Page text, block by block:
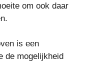
om ook daar
is een
de mogelijkheid